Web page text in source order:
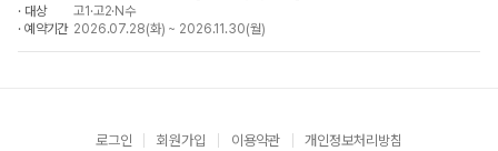
대상
고1·고2·N수
예약기간 2026.07.28(화) ~ 2026.11.30(월)
로그인 회원가입 이용약관 개인정보처리방침